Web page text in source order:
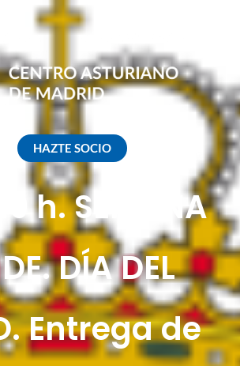
HAZTE SOCIO
h. SEMANA
DÍA DEL
Entrega de